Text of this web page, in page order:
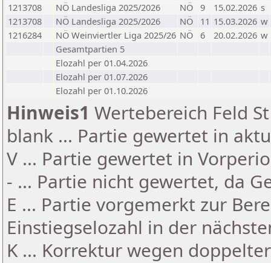
1213708
NÖ Landesliga 2025/2026 NÖ 9 15.02.2026 s
1213708
NÖ Landesliga 2025/2026 NÖ 11 15.03.2026 w
1216284
NÖ Weinviertler Liga 2025/26 NÖ 6 20.02.2026 w
Gesamtpartien 5
Elozahl per 01.04.2026
Elozahl per 01.07.2026
Elozahl per 01.10.2026
Hinweis1 Wertebereich Feld
blank ... Partie gewertet in
V ... Partie gewertet in
- ... Partie nicht gewertet, da
E ... Partie vorgemerkt zur
Einstiegselozahl in der
K ... Korrektur wegen